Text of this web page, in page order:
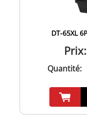
DT-65XL
Prix:
Quantité: